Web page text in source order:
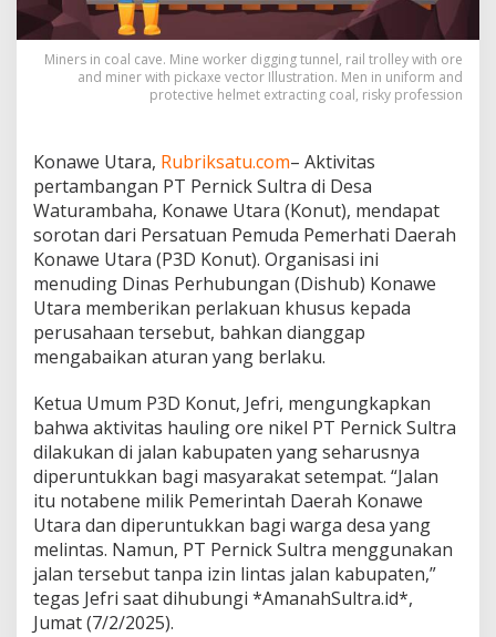
r
i
c
k
t
r
a
d
i
K
o
n
a
w
U
t
a
a
D
i
d
u
g
a
L
Miners in coal cave. Mine worker digging tunnel, rail trolley with ore
and miner with pickaxe vector Illustration. Men in uniform and
protective helmet extracting coal, risky profession
Konawe Utara, Rubriksatu.com– Aktivitas
pertambangan PT Pernick Sultra di Desa
Waturambaha, Konawe Utara (Konut), mendapat
sorotan dari Persatuan Pemuda Pemerhati Daerah
Konawe Utara (P3D Konut). Organisasi ini
menuding Dinas Perhubungan (Dishub) Konawe
Utara memberikan perlakuan khusus kepada
perusahaan tersebut, bahkan dianggap
mengabaikan aturan yang berlaku.
Ketua Umum P3D Konut, Jefri, mengungkapkan
bahwa aktivitas hauling ore nikel PT Pernick Sultra
dilakukan di jalan kabupaten yang seharusnya
diperuntukkan bagi masyarakat setempat. “Jalan
itu notabene milik Pemerintah Daerah Konawe
Utara dan diperuntukkan bagi warga desa yang
melintas. Namun, PT Pernick Sultra menggunakan
jalan tersebut tanpa izin lintas jalan kabupaten,”
tegas Jefri saat dihubungi *AmanahSultra.id*,
Jumat (7/2/2025).